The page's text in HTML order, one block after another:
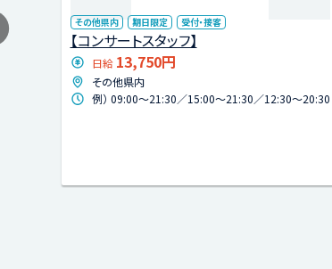
その他県内 期日限定 受付・接客
【コンサートスタッフ】
日給 13,750円
その他県内
例） 09:00〜21:30／15:00〜21:30／12:30〜20:30